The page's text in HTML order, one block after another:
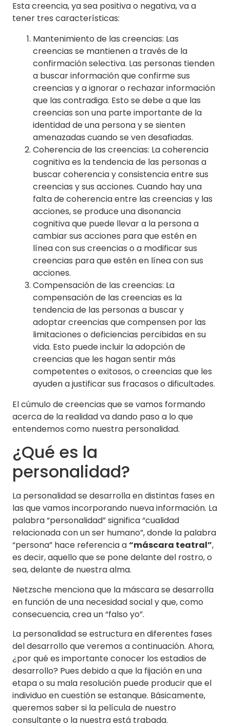
Esta creencia, ya sea positiva o negativa, va a
tener tres características:
Mantenimiento de las creencias: Las
creencias se mantienen a través de la
confirmación selectiva. Las personas tienden
a buscar información que confirme sus
creencias y a ignorar o rechazar información
que las contradiga. Esto se debe a que las
creencias son una parte importante de la
identidad de una persona y se sienten
amenazadas cuando se ven desafiadas.
Coherencia de las creencias: La coherencia
cognitiva es la tendencia de las personas a
buscar coherencia y consistencia entre sus
creencias y sus acciones. Cuando hay una
falta de coherencia entre las creencias y las
acciones, se produce una disonancia
cognitiva que puede llevar a la persona a
cambiar sus acciones para que estén en
línea con sus creencias o a modificar sus
creencias para que estén en línea con sus
acciones.
Compensación de las creencias: La
compensación de las creencias es la
tendencia de las personas a buscar y
adoptar creencias que compensen por las
limitaciones o deficiencias percibidas en su
vida. Esto puede incluir la adopción de
creencias que les hagan sentir más
competentes o exitosos, o creencias que les
ayuden a justificar sus fracasos o dificultades.
El cúmulo de creencias que se vamos formando
acerca de la realidad va dando paso a lo que
entendemos como nuestra personalidad.
¿Qué es la
personalidad?
La personalidad se desarrolla en distintas fases en
las que vamos incorporando nueva información. La
palabra “personalidad” significa “cualidad
relacionada con un ser humano”, donde la palabra
“persona” hace referencia a“máscara teatral”,
es decir, aquello que se pone delante del rostro, o
sea, delante de nuestra alma.
Nietzsche menciona que la máscara se desarrolla
en función de una necesidad social y que, como
consecuencia, crea un “falso yo”.
La personalidad se estructura en diferentes fases
del desarrollo que veremos a continuación. Ahora,
¿por qué es importante conocer los estadios de
desarrollo? Pues debido a que la fijación en una
etapa o su mala resolución puede producir que el
individuo en cuestión se estanque. Básicamente,
queremos saber si la película de nuestro
consultante o la nuestra está trabada.